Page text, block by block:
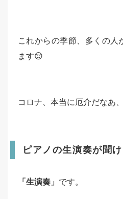
これからの季節、多くの人
ます😌
コロナ、本当に厄介だなあ、
ピアノの生演奏が聞
「生演奏」 です。